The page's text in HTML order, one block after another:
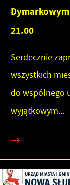
21.00
Serdecznie
wszystkich
do wspólnego
wyjątkowym...